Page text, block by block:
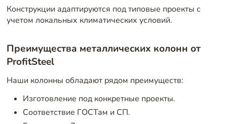
Конструкции адаптируются под типовые проекты с
учетом локальных климатических условий.
Преимущества металлических колонн от
ProfitSteel
Наши колонны обладают рядом преимуществ:
Изготовление под конкретные проекты.
Соответствие ГОСТам и СП.